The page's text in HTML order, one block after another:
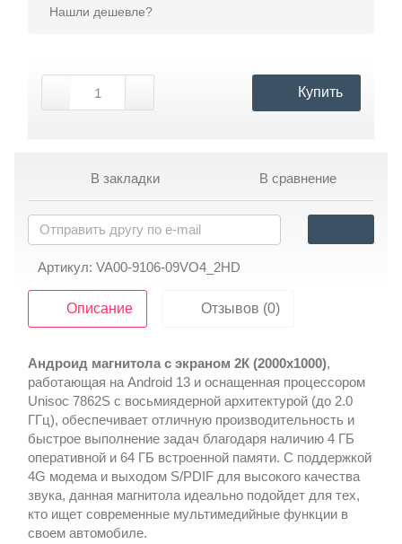
Нашли дешевле?
Купить
В закладки В сравнение
Артикул: VA00-9106-09VO4_2HD
Описание Отзывов (0)
Андроид магнитола с экраном 2К (2000х1000),
работающая на Android 13 и оснащенная процессором
Unisoc 7862S с восьмиядерной архитектурой (до 2.0
ГГц), обеспечивает отличную производительность и
быстрое выполнение задач благодаря наличию 4 ГБ
оперативной и 64 ГБ встроенной памяти. С поддержкой
4G модема и выходом S/PDIF для высокого качества
звука, данная магнитола идеально подойдет для тех,
кто ищет современные мультимедийные функции в
своем автомобиле.